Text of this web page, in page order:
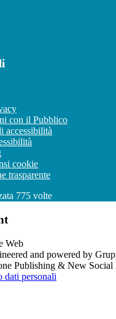
con il Pubblico
accessibilità
cookie
trasparente
775 volte
and powered by
Publishing & New Social
dati personali